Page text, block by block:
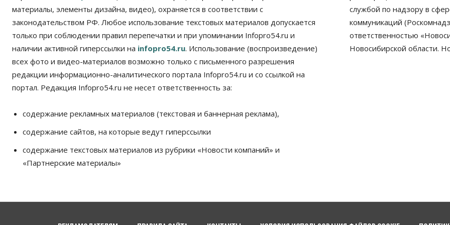
материалы, элементы дизайна, видео), охраняется в соответствии с
законодательством РФ. Любое использование текстовых материалов допускается
только при соблюдении правил перепечатки и при упоминании Infopro54.ru и
наличии активной гиперссылки на infopro54.ru. Использование (воспроизведение)
всех фото и видео-материалов возможно только с письменного разрешения
редакции информационно-аналитического портала Infopro54.ru и со ссылкой на
портал. Редакция Infopro54.ru не несет ответственность за:
содержание рекламных материалов (текстовая и баннерная реклама),
содержание сайтов, на которые ведут гиперссылки
содержание текстовых материалов из рубрики «Новости компаний» и
«Партнерские материалы»
службой по надзору в
коммуникаций
ответственностью
Новосибирской области.